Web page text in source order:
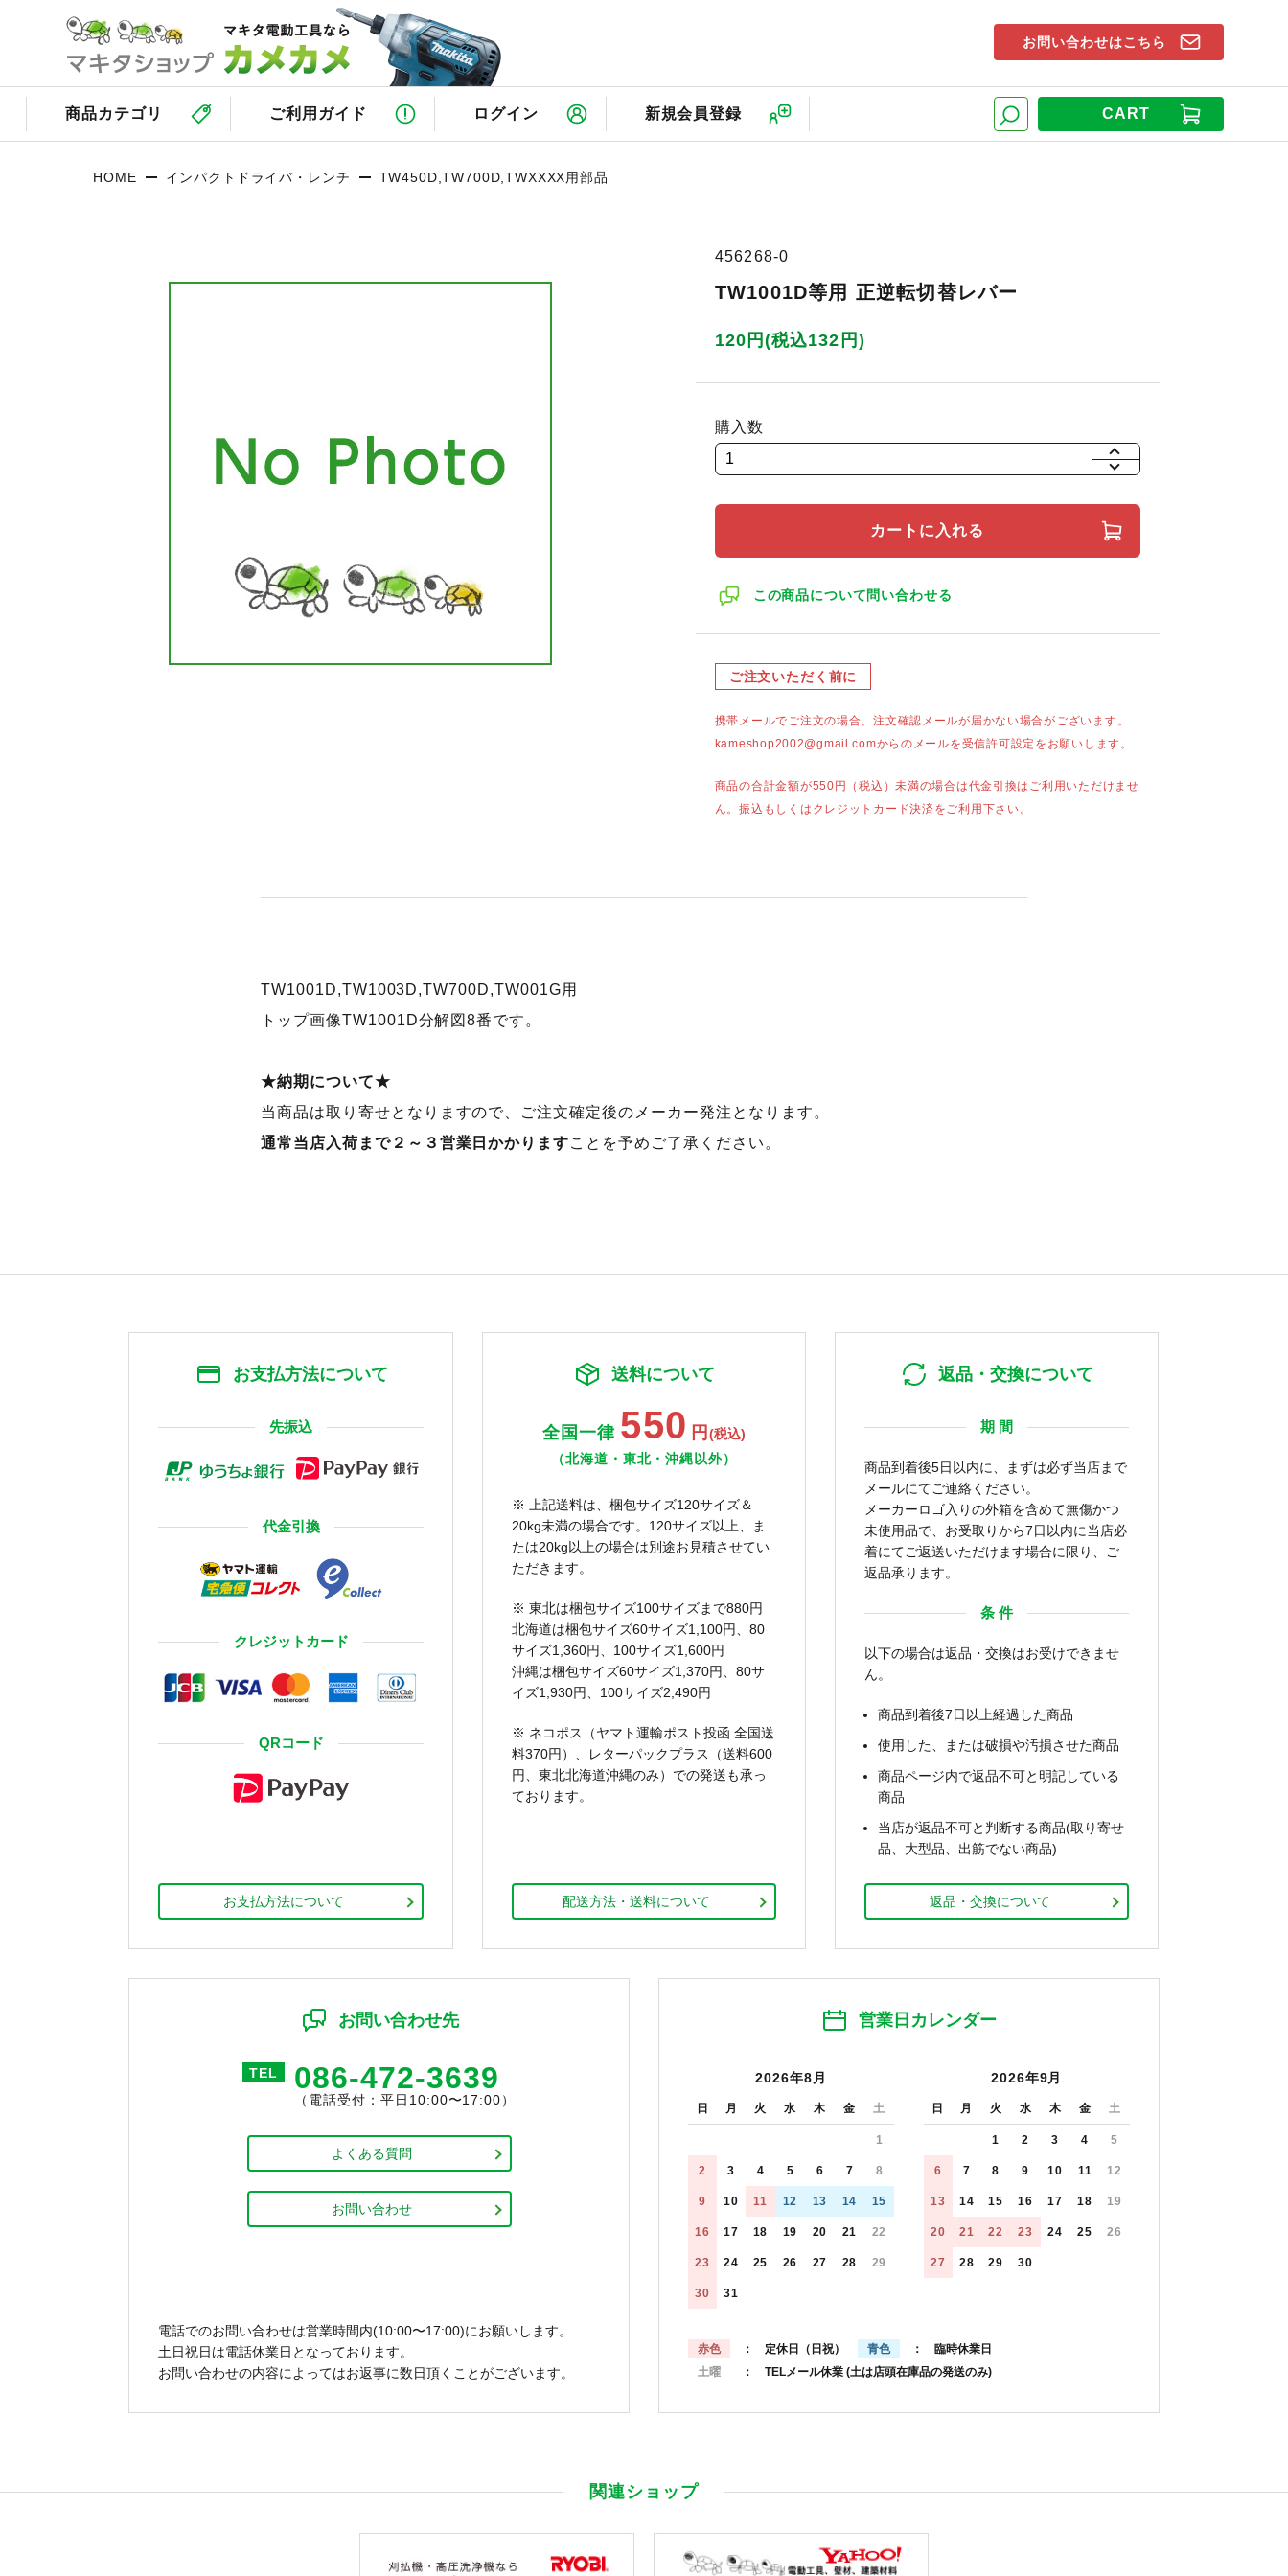
CART
商品カテゴリ ご利用ガイド ログイン 新規会員登録
お問い合わせはこちら
HOME インパクトドライバ・レンチ TW450D,TW700D,TWXXXX用部品
456268-0
TW1001D等用 正逆転切替レバー
120円(税込132円)
購入数
+
カートに入れる
この商品について問い合わせる
ご注文いただく前に
携帯メールでご注文の場合、注文確認メールが届かない場合がございます。
kameshop2002@gmail.comからのメールを受信許可設定をお願いします。
商品の合計金額が550円（税込）未満の場合は代金引換はご利用いただけませ
ん。振込もしくはクレジットカード決済をご利用下さい。
TW1001D,TW1003D,TW700D,TW001G用
トップ画像TW1001D分解図8番です。
★納期について★
当商品は取り寄せとなりますので、ご注文確定後のメーカー発注となります。
通常当店入荷まで２～３営業日かかりますことを予めご了承ください。
お支払方法について
先振込
代金引換
クレジットカード
QRコード
お支払方法について
送料について
全国一律 550 円 (税込)
（北海道・東北・沖縄以外）
※ 上記送料は、梱包サイズ120サイズ＆
20kg未満の場合です。120サイズ以上、ま
たは20kg以上の場合は別途お見積させてい
ただきます。
※ 東北は梱包サイズ100サイズまで880円
北海道は梱包サイズ60サイズ1,100円、80
サイズ1,360円、100サイズ1,600円
沖縄は梱包サイズ60サイズ1,370円、80サ
イズ1,930円、100サイズ2,490円
※ ネコポス（ヤマト運輸ポスト投函 全国送
料370円）、レターパックプラス（送料600
円、東北北海道沖縄のみ）での発送も承っ
ております。
配送方法・送料について
返品・交換について
期 間
商品到着後5日以内に、まずは必ず当店まで
メールにてご連絡ください。
メーカーロゴ入りの外箱を含めて無傷かつ
未使用品で、お受取りから7日以内に当店必
着にてご返送いただけます場合に限り、ご
返品承ります。
条 件
以下の場合は返品・交換はお受けできませ
ん。
商品到着後7日以上経過した商品
使用した、または破損や汚損させた商品
商品ページ内で返品不可と明記している
商品
当店が返品不可と判断する商品(取り寄せ
品、大型品、出筋でない商品)
返品・交換について
お問い合わせ先
TEL 086-472-3639
（電話受付：平日10:00〜17:00）
よくある質問
お問い合わせ
電話でのお問い合わせは営業時間内(10:00〜17:00)にお願いします。
土日祝日は電話休業日となっております。
お問い合わせの内容によってはお返事に数日頂くことがございます。
営業日カレンダー
2026年8月
日 月 火 水 木 金 土
1
2 3 4 5 6 7 8
9 10 11 12 13 14 15
16 17 18 19 20 21 22
23 24 25 26 27 28 29
30 31
2026年9月
日 月 火 水 木 金 土
1 2 3 4 5
6 7 8 9 10 11 12
13 14 15 16 17 18 19
20 21 22 23 24 25 26
27 28 29 30
赤色 ： 定休日（日祝） 青色
： 臨時休業日
土曜
： TELメール休業 (土は店頭在庫品の発送のみ)
関連ショップ